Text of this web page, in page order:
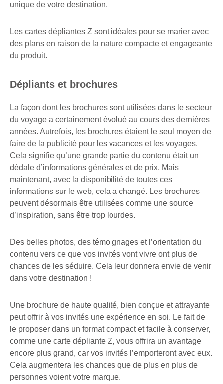
unique de votre destination.
Les cartes dépliantes Z sont idéales pour se marier avec
des plans en raison de la nature compacte et engageante
du produit.
Dépliants et brochures
La façon dont les brochures sont utilisées dans le secteur
du voyage a certainement évolué au cours des dernières
années. Autrefois, les brochures étaient le seul moyen de
faire de la publicité pour les vacances et les voyages.
Cela signifie qu’une grande partie du contenu était un
dédale d’informations générales et de prix. Mais
maintenant, avec la disponibilité de toutes ces
informations sur le web, cela a changé. Les brochures
peuvent désormais être utilisées comme une source
d’inspiration, sans être trop lourdes.
Des belles photos, des témoignages et l’orientation du
contenu vers ce que vos invités vont vivre ont plus de
chances de les séduire. Cela leur donnera envie de venir
dans votre destination !
Une brochure de haute qualité, bien conçue et attrayante
peut offrir à vos invités une expérience en soi. Le fait de
le proposer dans un format compact et facile à conserver,
comme une carte dépliante Z, vous offrira un avantage
encore plus grand, car vos invités l’emporteront avec eux.
Cela augmentera les chances que de plus en plus de
personnes voient votre marque.